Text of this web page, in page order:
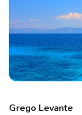
Grego Levante